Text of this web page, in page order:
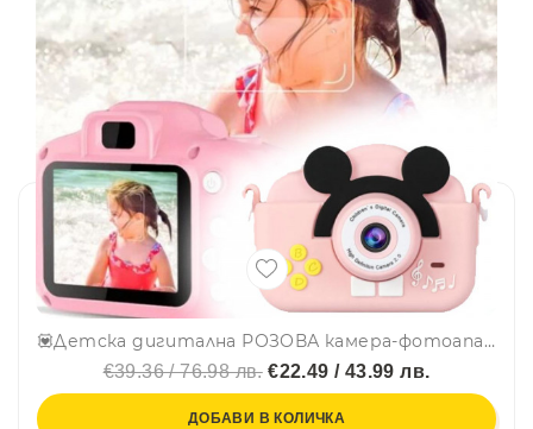
💟Детска дигитална РОЗОВА камера-фотоапарат с ослепителен дизайн и гумено калъфче MINI MAUS, 1080P
€39.36 / 76.98 лв.€22.49 / 43.99 лв.
ДОБАВИ В КОЛИЧКА